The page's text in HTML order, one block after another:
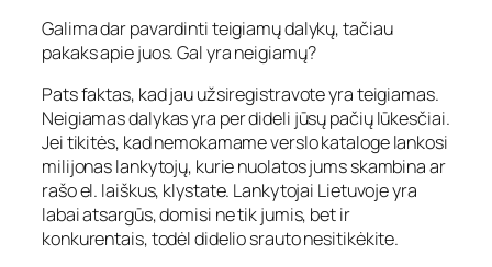
Galima dar pavardinti teigiamų dalykų, tačiau
pakaks apie juos. Gal yra neigiamų?
Pats faktas, kad jau užsiregistravote yra teigiamas.
Neigiamas dalykas yra per dideli jūsų pačių lūkesčiai.
Jei tikitės, kad nemokamame verslo kataloge lankosi
milijonas lankytojų, kurie nuolatos jums skambina ar
rašo el. laiškus, klystate. Lankytojai Lietuvoje yra
labai atsargūs, domisi ne tik jumis, bet ir
konkurentais, todėl didelio srauto nesitikėkite.